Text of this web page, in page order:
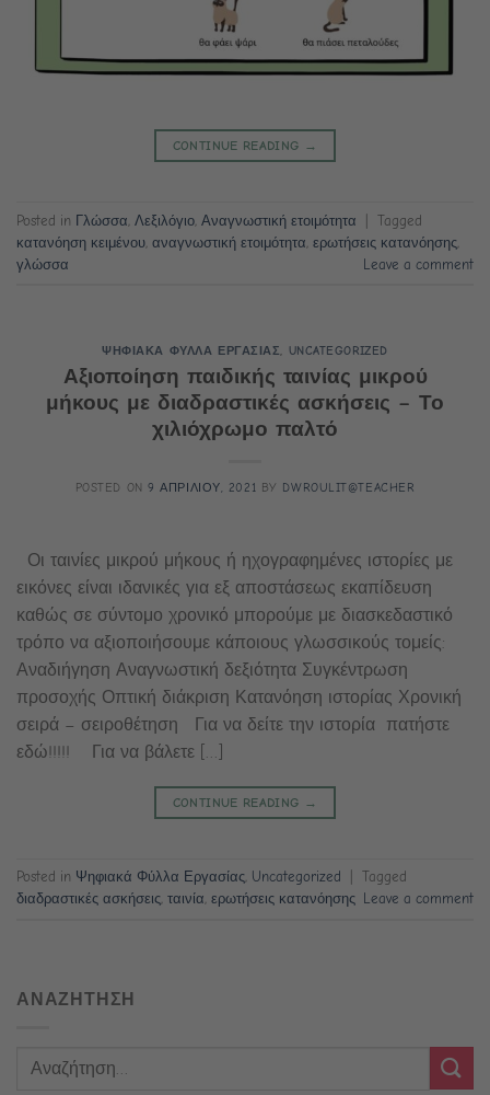
CONTINUE READING →
Posted in Γλώσσα Λεξιλόγιο Αναγνωστική ετοιμότητα
Tagged
κατανόηση κειμένου αναγνωστική ετοιμότητα ερωτήσεις κατανόησης
γλώσσα
Leave a comment
ΨΗΦΙΑΚΑ ΦΥΛΛΑ ΕΡΓΑΣΙΑΣ, UNCATEGORIZED
Αξιοποίηση παιδικής ταινίας μικρού
μήκους με διαδραστικές ασκήσεις – Το
χιλιόχρωμο παλτό
POSTED ON9 ΑΠΡΙΛΙΟΥ, 2021 BY DWROULIT@TEACHER
Οι ταινίες μικρού μήκους ή ηχογραφημένες ιστορίες με
εικόνες είναι ιδανικές για εξ αποστάσεως εκαπίδευση
καθώς σε σύντομο χρονικό μπορούμε με διασκεδαστικό
τρόπο να αξιοποιήσουμε κάποιους γλωσσικούς τομείς:
Αναδιήγηση Αναγνωστική δεξιότητα Συγκέντρωση
προσοχής Οπτική διάκριση Κατανόηση ιστορίας Χρονική
σειρά – σειροθέτηση Για να δείτε την ιστορία πατήστε
εδώ!!!!! Για να βάλετε […]
CONTINUE READING →
Posted in Ψηφιακά Φύλλα Εργασίας, Uncategorized
Tagged
διαδραστικές ασκήσεις, ταινία, ερωτήσεις κατανόησης Leave a comment
ΑΝΑΖΗΤΗΣΗ